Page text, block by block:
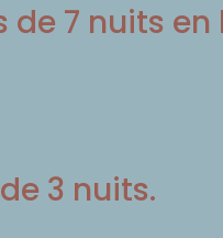
de 7 nuits
3 nuits.